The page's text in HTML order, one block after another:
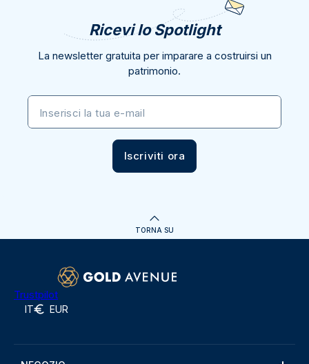
Ricevi lo Spotlight
La newsletter gratuita per imparare a costruirsi un
patrimonio.
Inserisci la tua e-mail
Iscriviti ora
TORNA SU
Trustpilot
IT EUR